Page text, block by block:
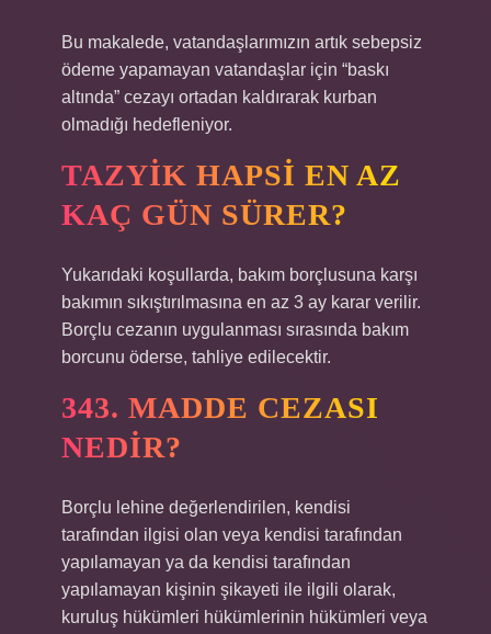
Bu makalede, vatandaşlarımızın artık sebepsiz
ödeme yapamayan vatandaşlar için “baskı
altında” cezayı ortadan kaldırarak kurban
olmadığı hedefleniyor.
TAZYIK HAPSI EN AZ
KAÇ GÜN SÜRER?
Yukarıdaki koşullarda, bakım borçlusuna karşı
bakımın sıkıştırılmasına en az 3 ay karar verilir.
Borçlu cezanın uygulanması sırasında bakım
borcunu öderse, tahliye edilecektir.
343. MADDE CEZASI
NEDIR?
Borçlu lehine değerlendirilen, kendisi
tarafından ilgisi olan veya kendisi tarafından
yapılamayan ya da kendisi tarafından
yapılamayan kişinin şikayeti ile ilgili olarak,
kuruluş hükümleri hükümlerinin hükümleri veya